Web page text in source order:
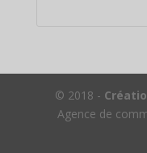
© 2018 -
Agence de